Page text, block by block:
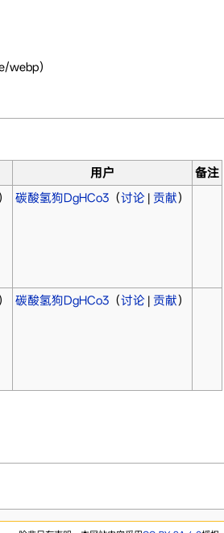
webp）
用户
备注
碳酸氢狗DgHCo3（讨论| 贡献）
碳酸氢狗DgHCo3（讨论| 贡献）